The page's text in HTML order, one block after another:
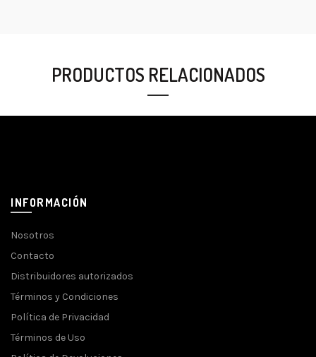
PRODUCTOS RELACIONADOS
INFORMACIÓN
Nosotros
Contacto
Distribuidores autorizados
Términos y Condiciones
Política de Privacidad
Términos de Uso